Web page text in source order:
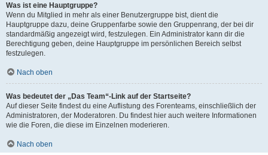
Was ist eine Hauptgruppe?
Wenn du Mitglied in mehr als einer Benutzergruppe bist, dient die
Hauptgruppe dazu, deine Gruppenfarbe sowie den Gruppenrang, der bei dir
standardmäßig angezeigt wird, festzulegen. Ein Administrator kann dir die
Berechtigung geben, deine Hauptgruppe im persönlichen Bereich selbst
festzulegen.
Nach oben
Was bedeutet der „Das Team“-Link auf der Startseite?
Auf dieser Seite findest du eine Auflistung des Forenteams, einschließlich der
Administratoren, der Moderatoren. Du findest hier auch weitere Informationen
wie die Foren, die diese im Einzelnen moderieren.
Nach oben